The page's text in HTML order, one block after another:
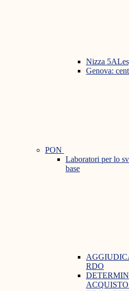
Nizza
Genova:
PON
Laboratori per lo
base
RDO